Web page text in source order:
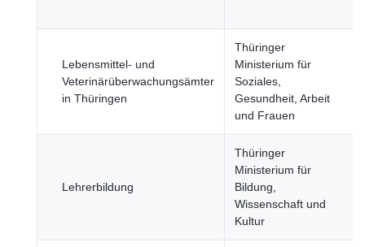
Lebensmittel- und
Veterinärüberwachungsämter
in Thüringen
Thüringer
Ministerium für
Soziales,
Gesundheit, Arbeit
und Frauen
Lehrerbildung
Thüringer
Ministerium für
Bildung,
Wissenschaft und
Kultur